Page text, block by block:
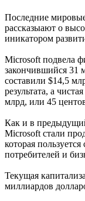
Последние
рассказыают о
иникатором
Microsoft подвела
закончившийся 31
составили $14,5
результата, а
млрд, или 45
Как и в
Microsoft стали
которая
потребителей и
Текущая
миллиардов